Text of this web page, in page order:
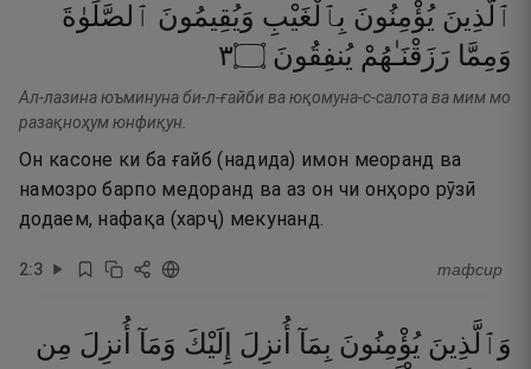
ٱلَّذِينَ يُؤْمِنُونَ بِٱلْغَيْبِ وَيُقِيمُونَ ٱلصَّلَوٰةَ
وَمِمَّا رَزَقْنَـٰهُمْ يُنفِقُونَ ۝٣
Ал-лазина юъминуна би-л-ғайби ва юқомуна-с-салота ва мим мо
разақноҳум юнфиқун.
Он касоне ки ба ғайб (надида) имон меоранд ва
намозро барпо медоранд ва аз он чи онҳоро рӯзӣ
додаем, нафақа (харҷ) мекунанд.
2:3 тафсир
وَٱلَّذِينَ يُؤْمِنُونَ بِمَآ أُنزِلَ إِلَيْكَ وَمَآ أُنزِلَ مِن